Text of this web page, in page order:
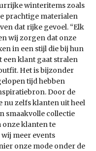
winteritems zoals
prachtige materialen
dat rijke gevoel. “Elk
wij zorgen dat onze
in een stijl die bij hun
een klant gaat stralen
Het is bijzonder
tijd hebben
Door de
nu zelfs klanten uit heel
smaakvolle collectie
onze klanten te
meer events
onze mode onder de